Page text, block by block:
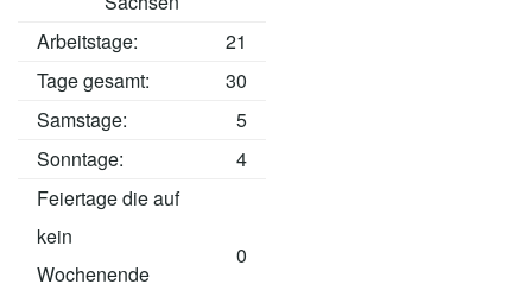
Arbeitstage:
21
Tage gesamt:
30
Samstage:
5
Sonntage:
4
Feiertage die auf
kein
Wochenende
0